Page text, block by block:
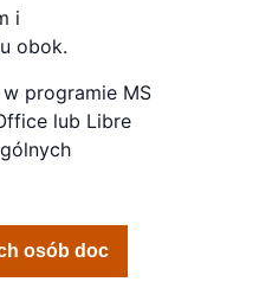
i
obok.
programie MS
lub Libre
osób doc